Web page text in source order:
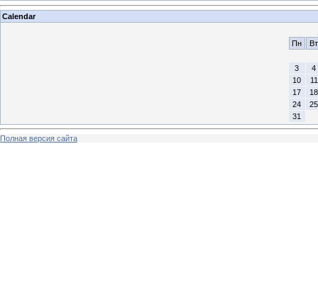
Calendar
Пн
Вт
3
4
10
11
17
18
24
25
31
Полная версия сайта